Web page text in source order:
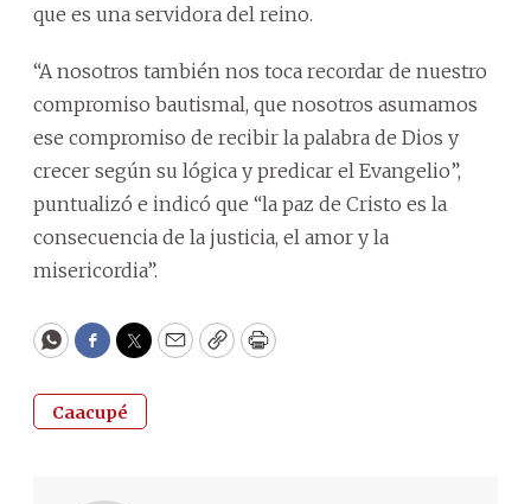
que es una servidora del reino.
“A nosotros también nos toca recordar de nuestro
compromiso bautismal, que nosotros asumamos
ese compromiso de recibir la palabra de Dios y
crecer según su lógica y predicar el Evangelio”,
puntualizó e indicó que “la paz de Cristo es la
consecuencia de la justicia, el amor y la
misericordia”.
WhatsApp
Facebook
Twitter
EmailCopyPrint
Caacupé